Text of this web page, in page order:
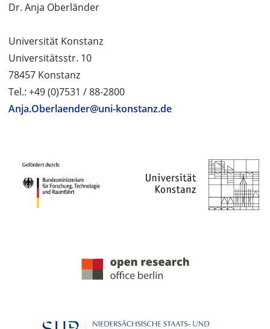
Dr. Anja Oberländer
Universität Konstanz
Universitätsstr. 10
78457 Konstanz
Tel.: +49 (0)7531 / 88-2800
Anja.Oberlaender@uni-konstanz.de